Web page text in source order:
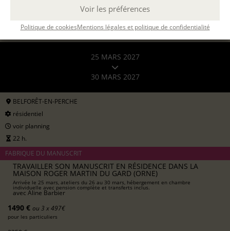
Voir les préférences
Politique de cookiesMentions légales et politique de confidentialité
25 MARS 2027
30 MARS 2027
BELFORÊT-EN-PERCHE
résidentiel
voir planning
22 h.
FABRIQUE DU MANUSCRIT
TRAVAILLER SON MANUSCRIT EN RÉSIDENCE DANS LA
MAISON ROGER MARTIN DU GARD (ORNE)
Arrivée le 25 mars, ateliers du 26 au 30 mars, hébergement en chambre
individuelle avec pension complète et transferts inclus.
avec Aline Barbier
1490 € ou 3 x 497€
pour les particuliers